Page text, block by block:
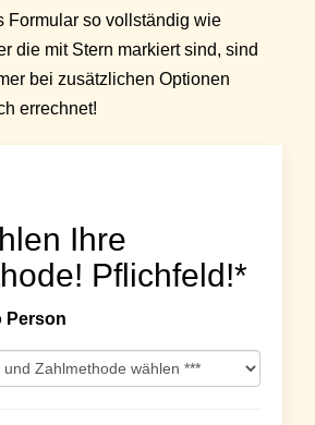
Formular so vollständig wie
die mit Stern markiert sind, sind
bei zusätzlichen Optionen
errechnet!
Ihre
Pflichfeld!*
Person